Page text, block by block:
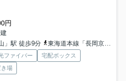
円
」駅 徒歩9分
東海道本線「長岡京」駅 徒歩22分
ファイバー
宅配ボックス
場